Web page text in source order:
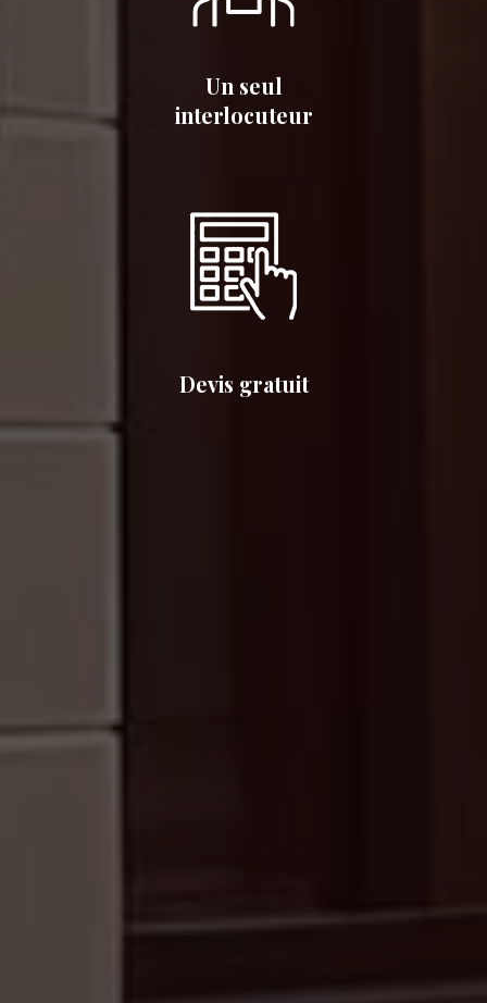
Un seul
interlocuteur
Devis gratuit